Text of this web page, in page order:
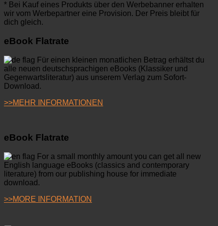
* Bei Kauf eines Produkts über den Werbebanner erhalten
wir vom Werbepartner eine Provision. Der Preis bleibt für
dich gleich.
eBook Flatrate
Für einen kleinen monatlichen Betrag erhältst du
alle neuen deutschsprachigen eBooks (Klassiker und
Gegenwartsliteratur) aus unserem Verlag zum Sofort-
Download.
>>MEHR INFORMATIONEN
eBook Flatrate
For a small monthly amount you can get all new
English language eBooks (classics and contemporary
literature) from our publishing house for immediate
download.
>>MORE INFORMATION